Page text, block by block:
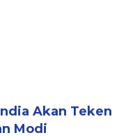
Akan Teken
Modi